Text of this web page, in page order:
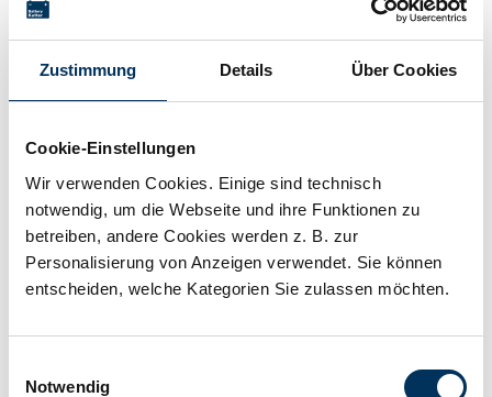
Zustimmung Details Über Cookies
Cookie-Einstellungen
Wir verwenden Cookies. Einige sind technisch
notwendig, um die Webseite und ihre Funktionen zu
betreiben, andere Cookies werden z. B. zur
Personalisierung von Anzeigen verwendet. Sie können
entscheiden, welche Kategorien Sie zulassen möchten.
Notwendig
Technische Details
Spannung: 12V
Kapazität: 162Ah
Technologie: Reinblei